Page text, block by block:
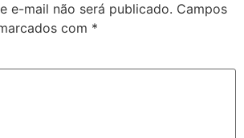
e-mail não será publicado. Campos
com *